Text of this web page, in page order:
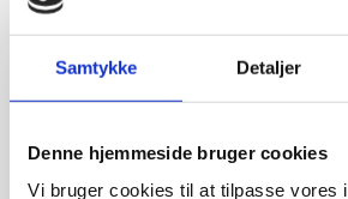
Samtykke Detaljer
Denne hjemmeside bruger cookies
Vi bruger cookies til at tilpasse vores
kr.1.500,00
Add to cart